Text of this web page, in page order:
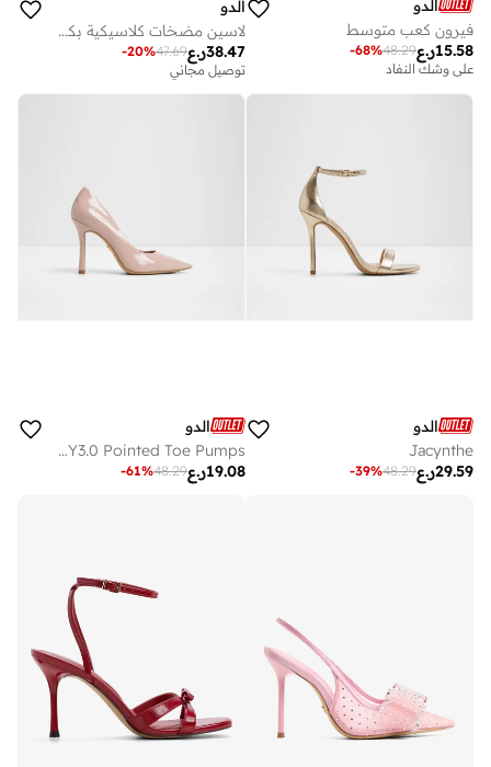
الدو
فيرون كعب متوسط
ر.ع15.58
48.29
-68%
على وشك النفاد
الدو
لاسين مضخات كلاسيكية بكعب
ر.ع38.47
47.69
-20%
توصيل مجاني
الدو
Jacynthe
ر.ع29.59
48.29
-39%
الدو
STESSY3.0 Pointed Toe Pumps
ر.ع19.08
48.29
-61%